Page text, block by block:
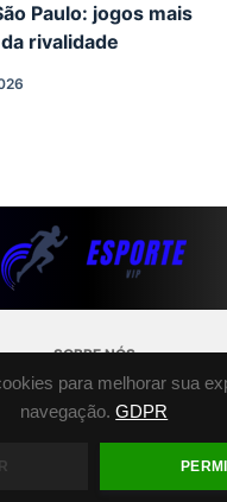
para melhorar sua
navegação. GDPR
Paulo: jogos mais
rivalidade
SOBRE NÓS
POLÍTICA DE PRIVACIDADE
TERMOS E CONDIÇÕES
FALE CONOSCO